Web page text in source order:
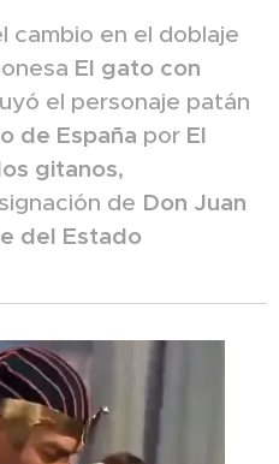
cambio en el doblaje
El gato con
el personaje patán
de España por El
gitanos,
de Don Juan
del Estado